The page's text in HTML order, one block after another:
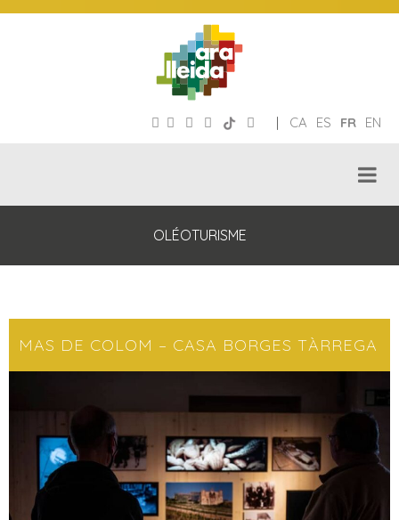
CA ES FR EN
|
OLÉOTURISME
MAS DE COLOM – CASA BORGES TÀRREGA